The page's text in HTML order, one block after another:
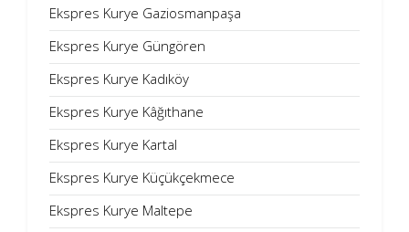
Ekspres Kurye Gaziosmanpaşa
Ekspres Kurye Güngören
Ekspres Kurye Kadıköy
Ekspres Kurye Kâğıthane
Ekspres Kurye Kartal
Ekspres Kurye Küçükçekmece
Ekspres Kurye Maltepe